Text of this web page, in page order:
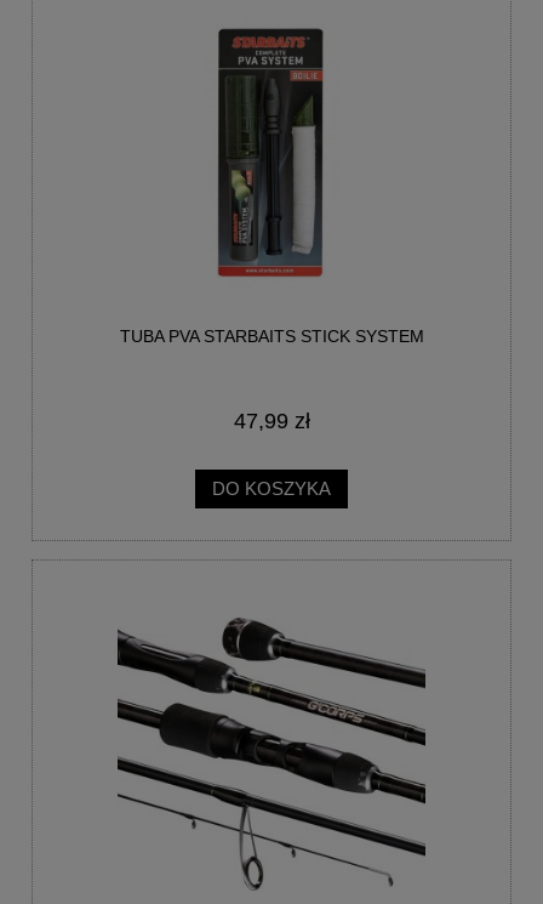
TUBA PVA STARBAITS STICK SYSTEM
47,99 zł
DO KOSZYKA